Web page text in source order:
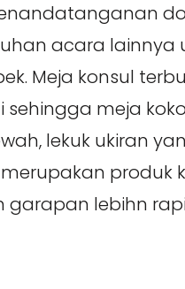
acara lainnya
Meja konsul
sehingga meja
lekuk ukiran
produk
lebihn